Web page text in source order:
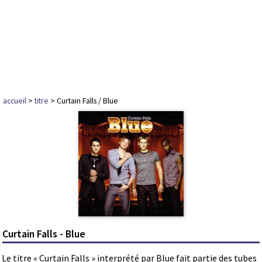
accueil >titre > Curtain Falls / Blue
Curtain Falls - Blue
Le titre « Curtain Falls » interprété par Blue fait partie des tubes